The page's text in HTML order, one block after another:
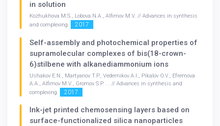
in solution
Kozhukhova M.S., Lobova N.A., Alfimov M.V. // Advances in synthesis
and complexing.
2017
Self-assembly and photochemical properties of
supramolecular complexes of bis(18-crown-
6)stilbene with alkanediammonium ions
Ushakov E.N., Martyanov T.P., Vedernikov A.I., Pikalov O.V., Efremova
A.A., Alfimov M.V., Gromov S.P. . . // Advances in synthesis and
complexing.
2017
Ink-jet printed chemosensing layers based on
surface-functionalized silica nanoparticles